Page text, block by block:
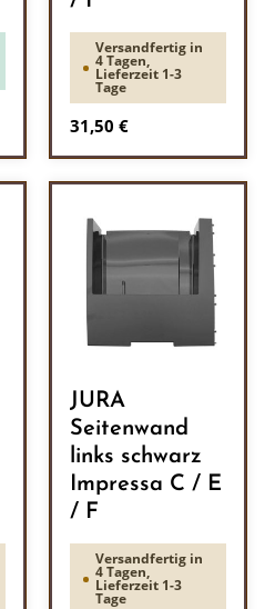
Versandfertig in
4 Tagen,
Lieferzeit 1-3
Tage
Regulärer Preis:
31,50 €
JURA
Seitenwand
links schwarz
Impressa C / E
/ F
Versandfertig in
4 Tagen,
Lieferzeit 1-3
Tage